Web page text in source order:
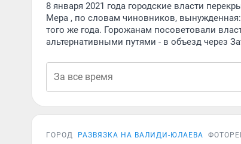
8 января 2021 года городские власти
Мера , по словам чиновников,
того же года. Горожанам посоветовали
альтернативными путями - в объезд через
ГОРОД РАЗВЯЗКА НА ВАЛИДИ-ЮЛАЕВА